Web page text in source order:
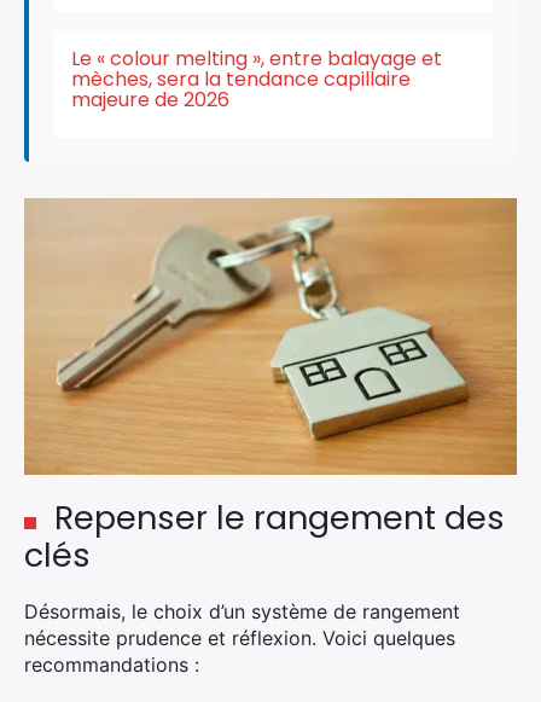
Le « colour melting », entre balayage et
mèches, sera la tendance capillaire
majeure de 2026
Repenser le rangement des
clés
Désormais, le choix d’un système de rangement
nécessite prudence et réflexion. Voici quelques
recommandations :
Rechercher